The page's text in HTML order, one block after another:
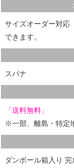
サイズオーダー対応
できます。
スパナ
「送料無料」
※一部、離島・特定
ダンボール箱入り 完